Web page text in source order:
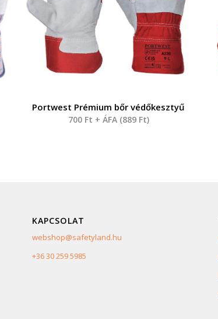
Portwest Prémium bőr védőkesztyű
700 Ft + ÁFA (889 Ft)
KAPCSOLAT
webshop@safetyland.hu
+36 30 259 5985